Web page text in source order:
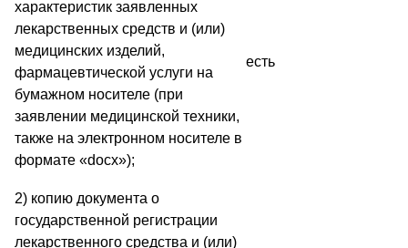
характеристик заявленных
лекарственных средств и (или)
медицинских изделий,
фармацевтической услуги на
бумажном носителе (при
заявлении медицинской техники,
также на электронном носителе в
формате «docx»);
есть
2) копию документа о
государственной регистрации
лекарственного средства и (или)